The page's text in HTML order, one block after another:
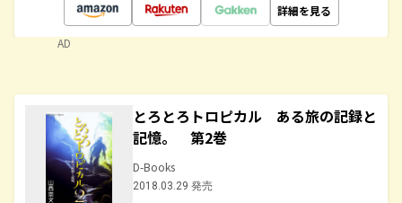
詳細を見る
AD
とろとろトロピカル ある旅の記録と
記憶。 第2巻
D-Books
2018.03.29 発売